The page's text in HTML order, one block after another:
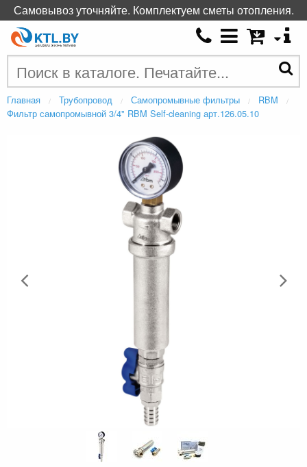
Главная Трубопровод Самопромывные фильтры
RBM
Фильтр самопромывной 3/4" RBM Self-cleaning арт.126.05.10
Самовывоз уточняйте. Комплектуем сметы отопления.